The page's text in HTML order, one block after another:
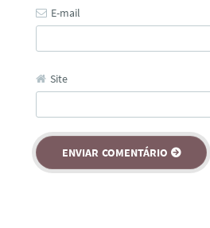
E-mail
Site